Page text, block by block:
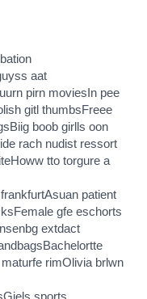
aat
pirn moviesIn pee
gitl thumbsFreee
boob girlls oon
rach nudist ressort
tto torgure a
patient
gfe eschorts
extdact
rimOlivia brlwn